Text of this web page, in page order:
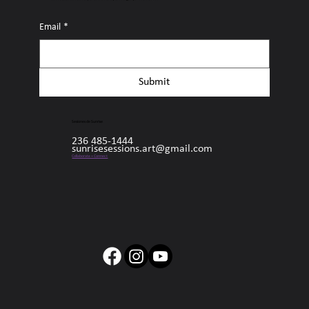
Email *
Submit
236 485-1444
sunrisesessions.art@gmail.com
Collaborate + Connect